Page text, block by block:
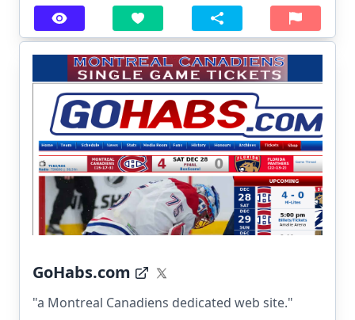
GoHabs.com
"a Montreal Canadiens dedicated web site."